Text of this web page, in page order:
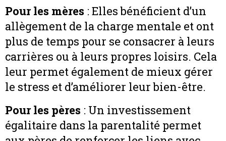
Pour les mères : Elles bénéficient d’un
allègement de la charge mentale et ont
plus de temps pour se consacrer à leurs
carrières ou à leurs propres loisirs. Cela
leur permet également de mieux gérer
le stress et d’améliorer leur bien-être.
Pour les pères : Un investissement
égalitaire dans la parentalité permet